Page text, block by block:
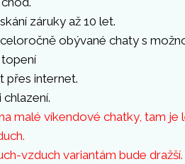
záruky až 10 let.
obývané chaty s
přes internet.
malé víkendové chatky, tam je
vzduch variantám bude dražší.